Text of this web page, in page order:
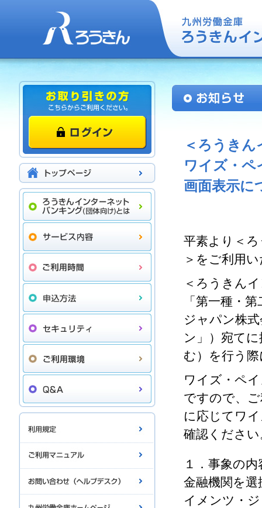
＜ろうき
ワイズ・ペ
画面表示に
平素より＜
＞をご利用
＜ろうきん
「第一種・
ジャパン株
ン」）宛て
む）を行う
ワイズ・ペ
ですので、
に応じてワ
確認ください
１．事象の内
金融機関を
イメンツ・